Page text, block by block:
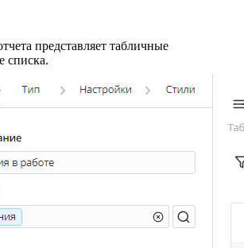
представляет табличные
списка.